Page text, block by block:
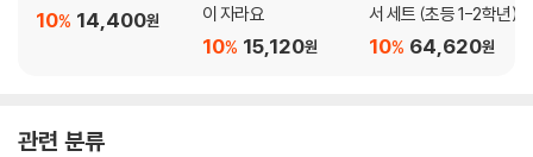
14,400원
10%
이 자라요
15,120원
10%
서 세트 (초등 1-2학년)
64,620원
10%
관련 분류